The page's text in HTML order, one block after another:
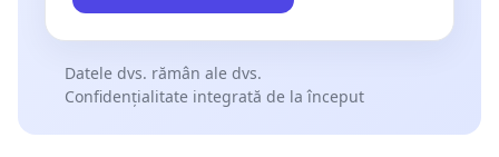
Datele dvs. rămân ale dvs.
Confidențialitate integrată de la început